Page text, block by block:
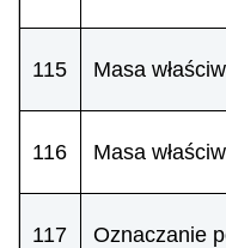
115 Masa
116 Masa
117 Oznaczanie